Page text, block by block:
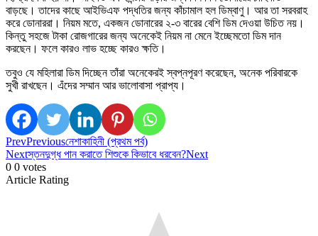
বাড়ছে। তাদের কাছে আইভিএফ পদ্ধতির জন্য কাঁচামাল হল ডিম্বাণু। আর তা সরবরাহ
করে ডোনাররা। নিয়ম মতে, একজন ডোনারের ২-৩ বারের বেশি ডিম দেওয়া উচিত নয়।
কিন্তু সহজে টাকা রোজগারের জন্য অনেকেই নিয়ম না মেনে ইচ্ছেমতো ডিম দান
করছেন। ফলে কারও লাভ হচ্ছে কারও ক্ষতি।
তবুও যে মহিলারা ডিম দিচ্ছেন তাঁরা অনেকেরই স্বপ্নপূরণ করেছেন, অনেক পরিবারকে
সুখী রাখছেন। এঁদের সম্মান আর ভালোবাসা প্রাপ্য।
PrevPreviousনেশাকাহিনী (প্রথম পর্ব)
Nextস্তনদুগ্ধ পান করাতে শিশুকে কিভাবে ধরবেন?Next
0 0 votes
Article Rating